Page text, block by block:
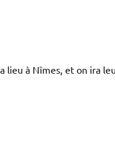
lieu à Nîmes, et on ira